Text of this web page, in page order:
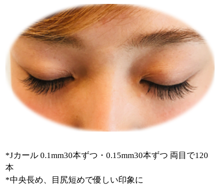
*Jカール 0.1mm30本ずつ・0.15mm30本ずつ 両目で120
本
*中央長め、目尻短めで優しい印象に